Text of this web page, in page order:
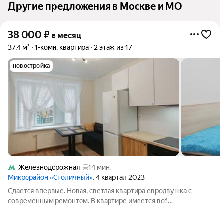
Другие предложения в Москве и МО
38 000 ₽ в месяц
37,4 м² 1-комн. квартира 2 этаж из 17
новостройка
Железнодорожная
14 мин.
Микрорайон «Столичный», 4 квартал 2023
Сдается впервые. Новая, светлая квартира евродвушка с
современным ремонтом. В квартире имеется всё